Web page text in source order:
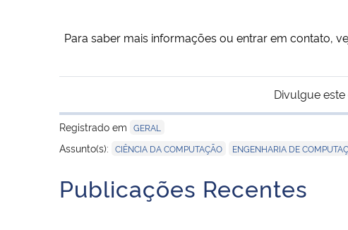
Para saber mais informações ou entrar em contato,
Divulgue
Registrado em GERAL
Assunto(s): CIÊNCIA DA COMPUTAÇÃO ENGENHARIA DE
Publicações Recentes